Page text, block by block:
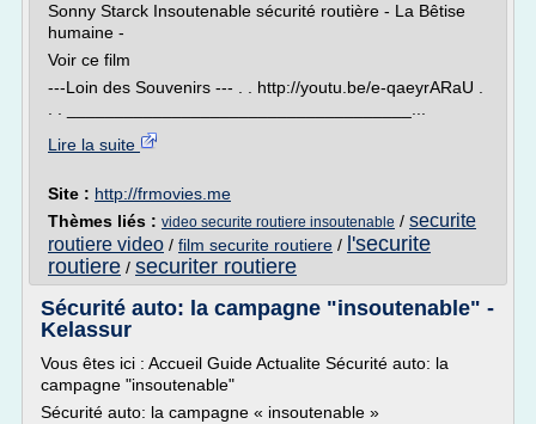
Sonny Starck Insoutenable sécurité routière - La Bêtise
humaine -
Voir ce film
---Loin des Souvenirs --- . . http://youtu.be/e-qaeyrARaU .
Lire la suite
Site : http://frmovies.me
Thèmes liés : video securite routiere insoutenable / securite
routiere video / film securite routiere / l'securite
routiere / securiter routiere
Sécurité auto: la campagne "insoutenable" -
Kelassur
Vous êtes ici : Accueil Guide Actualite Sécurité auto: la
campagne "insoutenable"
Sécurité auto: la campagne « insoutenable »